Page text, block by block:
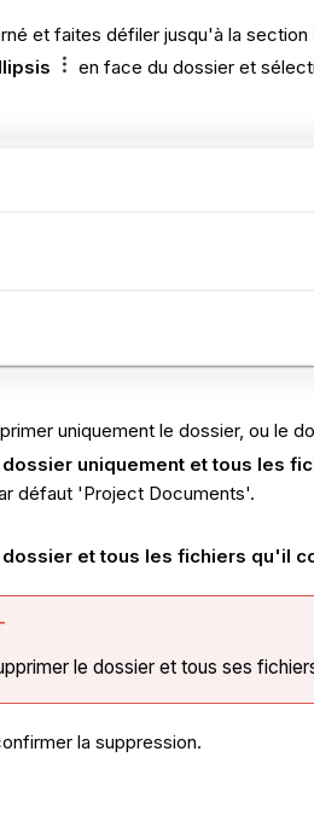
et faites défiler jusqu'à la section
en face du dossier et
uniquement le dossier, ou le
uniquement et tous les
défaut 'Project Documents'.
et tous les fichiers qu'il
le dossier et tous ses
la suppression.